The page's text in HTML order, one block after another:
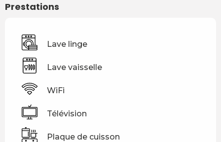
Prestations
Lave linge
Lave vaisselle
WiFi
Télévision
Plaque de cuisson